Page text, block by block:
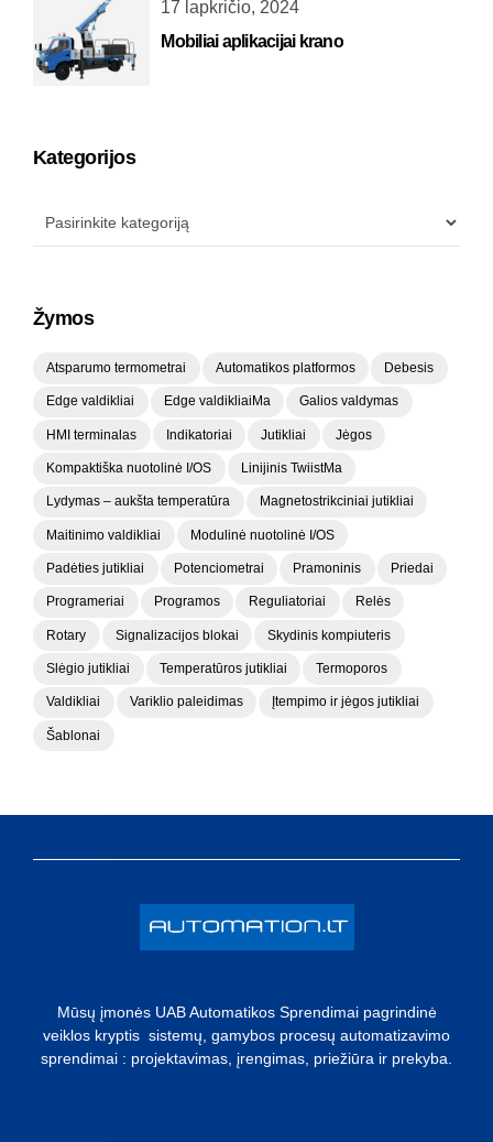
17 lapkričio, 2024
Mobiliai aplikacijai krano
Kategorijos
Žymos
Atsparumo termometrai Automatikos platformos Debesis
Edge valdikliai Edge valdikliaiMa Galios valdymas
HMI terminalas Indikatoriai Jutikliai Jėgos
Kompaktiška nuotolinė I/OS Linijinis TwiistMa
Lydymas – aukšta temperatūra Magnetostrikciniai jutikliai
Maitinimo valdikliai Modulinė nuotolinė I/OS
Padėties jutikliai Potenciometrai Pramoninis Priedai
Programeriai Programos Reguliatoriai Relės
Rotary Signalizacijos blokai Skydinis kompiuteris
Slėgio jutikliai Temperatūros jutikliai Termoporos
Valdikliai Variklio paleidimas Įtempimo ir jėgos jutikliai
Šablonai
Mūsų įmonės UAB Automatikos Sprendimai pagrindinė
veiklos kryptis sistemų, gamybos procesų automatizavimo
sprendimai : projektavimas, įrengimas, priežiūra ir prekyba.